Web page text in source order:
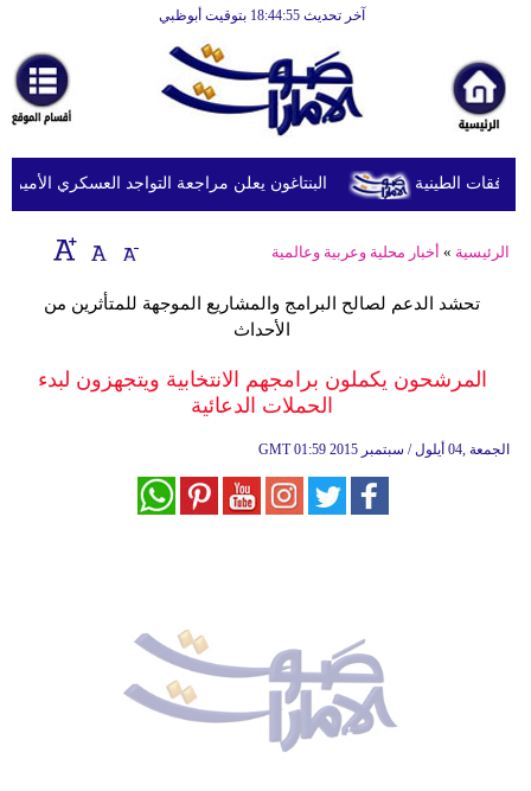
آخر تحديث 18:44:55 بتوقيت أبوظبي
أخبارعاجلة
رياضة
ثقافة
إقتصاد
وموسيقى
أزياء
البنتاغون يعلن مراجعة التواجد العسكري الأميركي
الرئيسية » أخبار محلية وعربية وعالمية
تحشد الدعم لصالح البرامج والمشاريع الموجهة للمتأثرين من
الأحداث
المرشحون يكملون برامجهم الانتخابية ويتجهزون لبدء
الحملات الدعائية
GMT 01:59 2015 الجمعة ,04 أيلول / سبتمبر